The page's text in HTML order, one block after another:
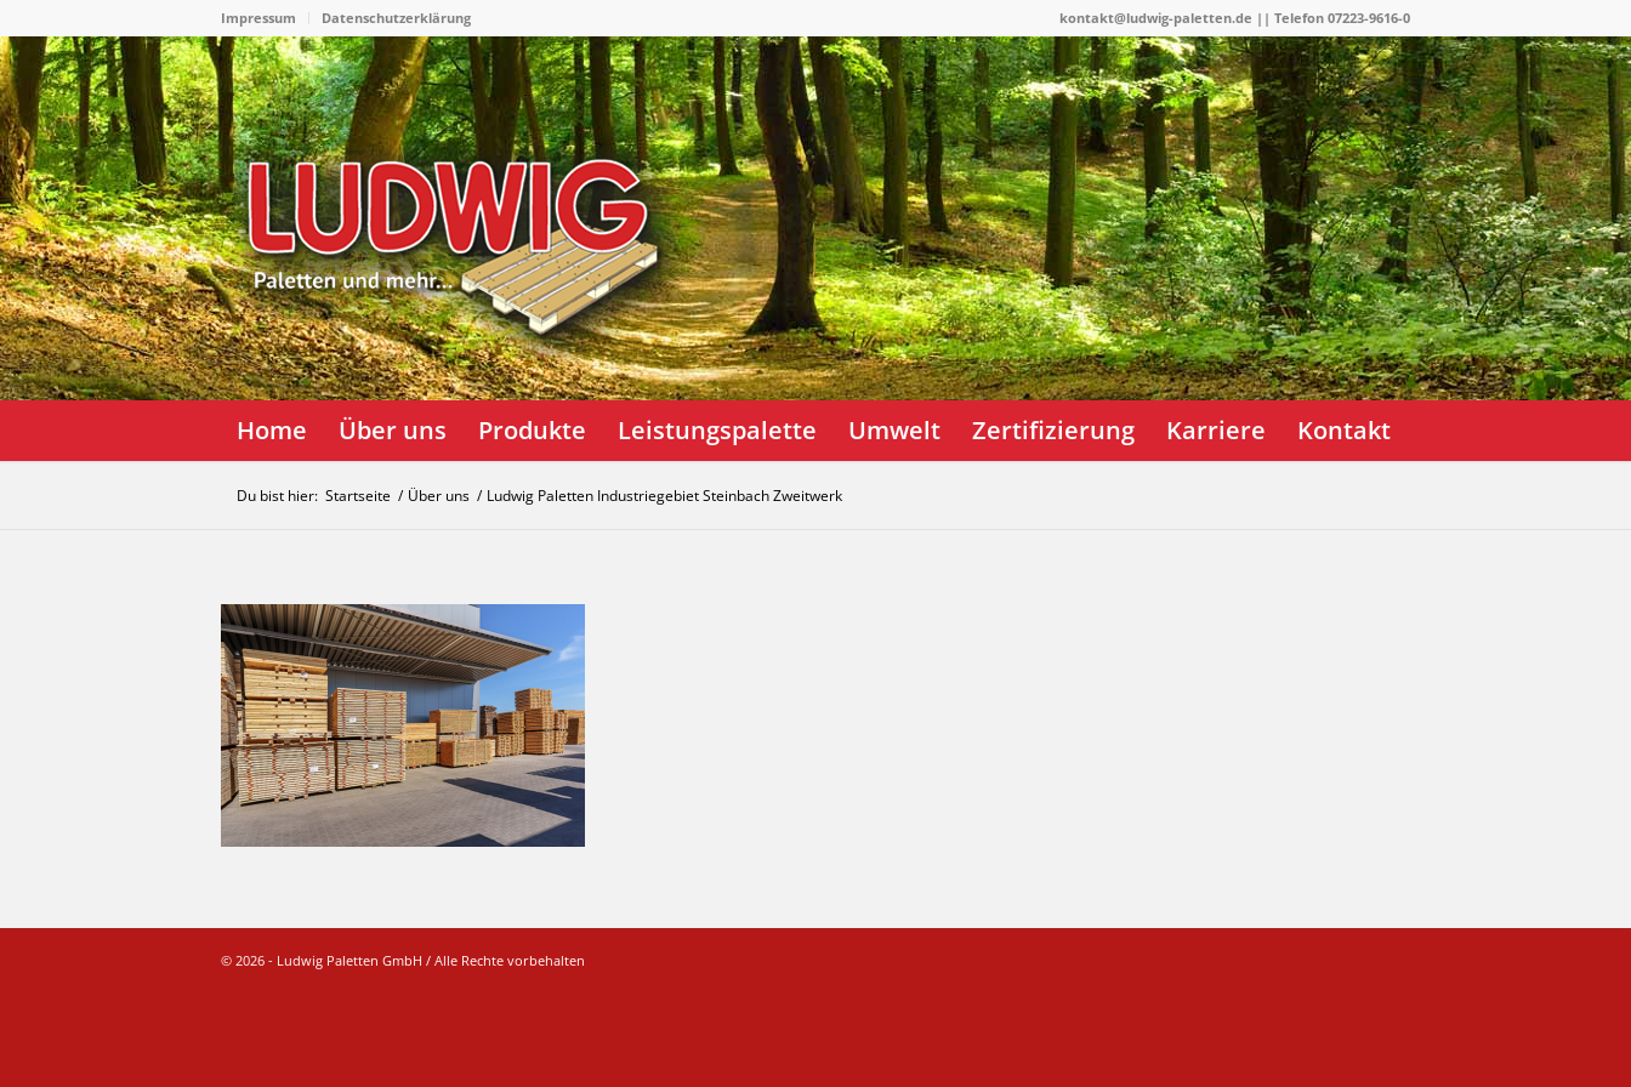
Impressum Datenschutzerklärung kontakt@ludwig-paletten.de || Telefon 07223-9616-0
Home Über uns Produkte Leistungspalette Umwelt Zertifizierung Karriere Kontakt
Du bist hier: Startseite / Über uns / Ludwig Paletten Industriegebiet Steinbach Zweitwerk
© 2026 - Ludwig Paletten GmbH / Alle Rechte vorbehalten